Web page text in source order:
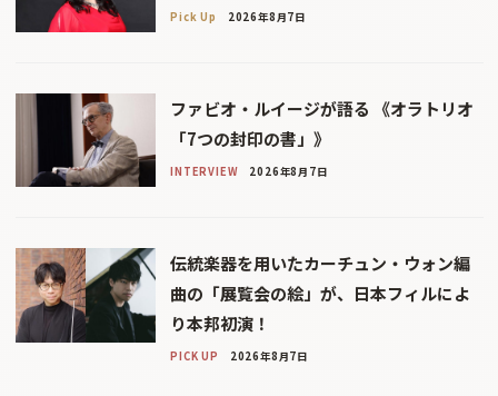
Pick Up 2026年8月7日
ファビオ・ルイージが語る 《オラトリオ
「7つの封印の書」》
INTERVIEW 2026年8月7日
伝統楽器を用いたカーチュン・ウォン編
曲の「展覧会の絵」が、日本フィルによ
り本邦初演！
PICK UP 2026年8月7日